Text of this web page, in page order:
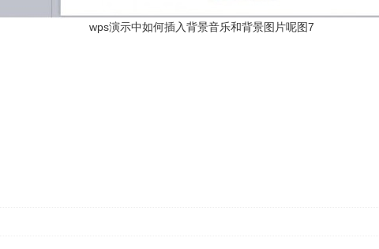
wps演示中如何插入背景音乐和背景图片呢图7